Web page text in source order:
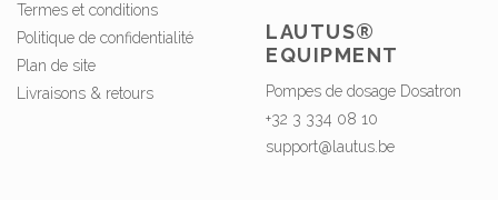
Termes et conditions
Politique de confidentialité
Plan de site
Livraisons & retours
LAUTUS®
EQUIPMENT
Pompes de dosage Dosatron
+32 3 334 08 10
support@lautus.be